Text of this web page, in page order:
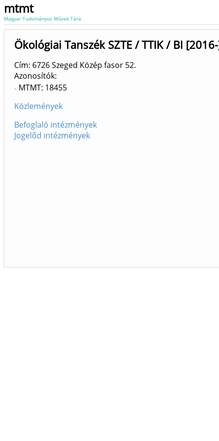
mtmt
Magyar Tudományos Művek Tára
Ökológiai Tanszék SZTE / TTIK / BI
Cím: 6726 Szeged Közép fasor 52.
Azonosítók
MTMT: 18455
Közlemények
Befoglaló intézmények
Jogelőd intézmények